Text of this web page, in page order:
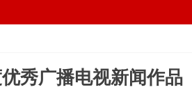
秀广播电视新闻作品